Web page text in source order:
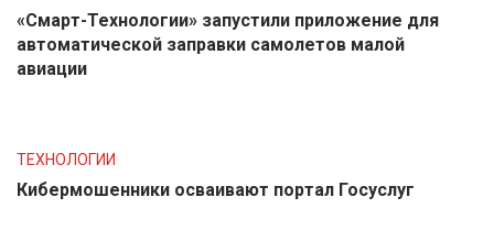
«Смарт-Технологии» запустили приложение для
автоматической заправки самолетов малой
авиации
ТЕХНОЛОГИИ
Кибермошенники осваивают портал Госуслуг